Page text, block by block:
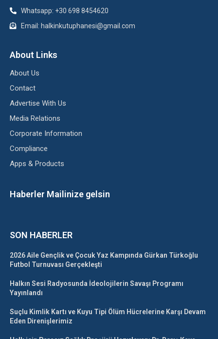
Whatsapp: +30 698 8454620
Email: halkinkutuphanesi@gmail.com
About Links
About Us
Contact
Advertise With Us
Media Relations
Corporate Information
Compliance
Apps & Products
Haberler Mailinize gelsin
SON HABERLER
2026 Aile Gençlik ve Çocuk Yaz Kampında Gürkan Türkoğlu
Futbol Turnuvası Gerçekleşti
Halkın Sesi Radyosunda İdeolojilerin Savaşı Programı
Yayınlandı
Suçlu Kimlik Kartı ve Kuyu Tipi Ölüm Hücrelerine Karşı Devam
Eden Direnişlerimiz